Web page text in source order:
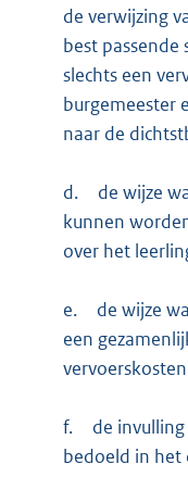
de verwijzing
best
slechts een
burgemeester
naar de
d.
de wijze
kunnen
over het
e.
de wijze
een
f.
de
bedoeld in het